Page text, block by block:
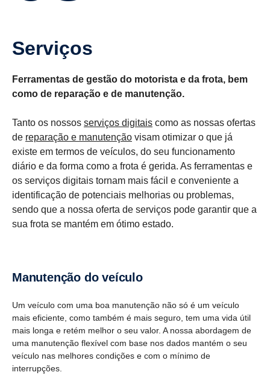
Serviços
Ferramentas de gestão do motorista e da frota, bem
como de reparação e de manutenção.
Tanto os nossos serviços digitais como as nossas ofertas
de reparação e manutenção visam otimizar o que já
existe em termos de veículos, do seu funcionamento
diário e da forma como a frota é gerida. As ferramentas e
os serviços digitais tornam mais fácil e conveniente a
identificação de potenciais melhorias ou problemas,
sendo que a nossa oferta de serviços pode garantir que a
sua frota se mantém em ótimo estado.
Manutenção do veículo
Um veículo com uma boa manutenção não só é um veículo
mais eficiente, como também é mais seguro, tem uma vida útil
mais longa e retém melhor o seu valor. A nossa abordagem de
uma manutenção flexível com base nos dados mantém o seu
veículo nas melhores condições e com o mínimo de
interrupções.